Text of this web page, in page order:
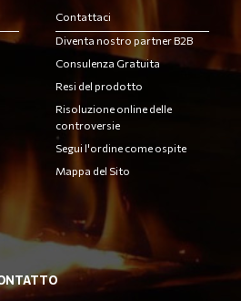
Contattaci
Diventa nostro partner B2B
Consulenza Gratuita
Resi del prodotto
Risoluzione online delle
controversie
Segui l'ordine come ospite
Mappa del Sito